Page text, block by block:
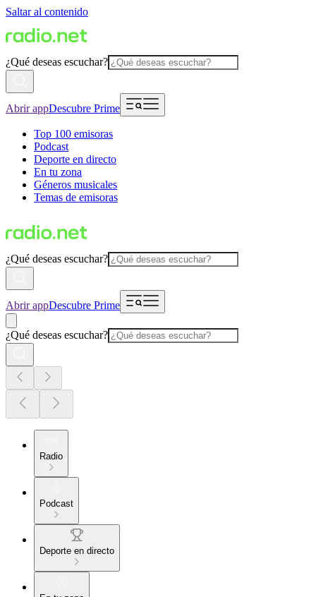
Saltar al contenido
¿Qué deseas escuchar?
Abrir appDescubre Prime
Top 100 emisoras
Podcast
Deporte en directo
En tu zona
Géneros musicales
Temas de emisoras
¿Qué deseas escuchar?
Abrir appDescubre Prime
¿Qué deseas escuchar?
Radio
Podcast
Deporte en directo